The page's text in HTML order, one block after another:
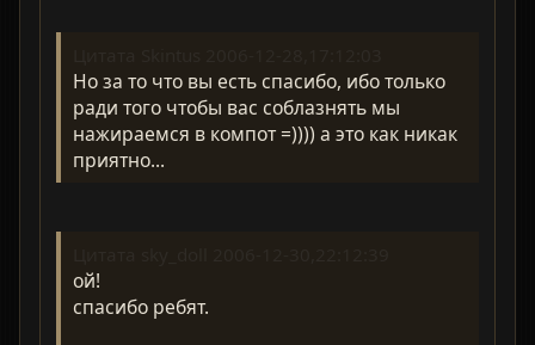
Но за то что вы есть спасибо, ибо только
ради того чтобы вас соблазнять мы
нажираемся в компот =)))) а это как никак
приятно...
ой!
спасибо ребят.